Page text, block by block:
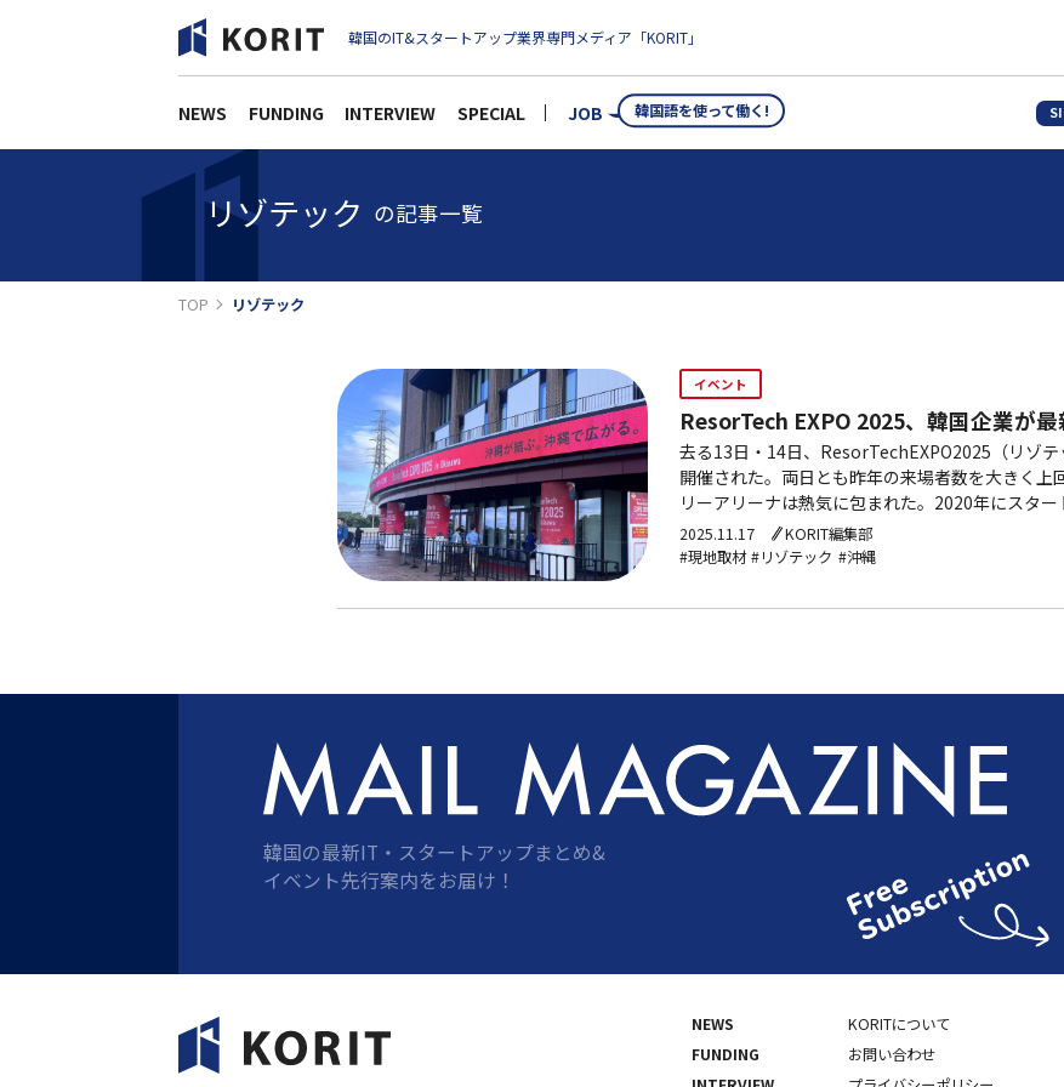
韓国のIT&スタートアップ業界専門メディア「KORIT」
NEWS FUNDING INTERVIEW SPECIAL JOB 韓国語を使って働く!
リゾテック の記事一覧
TOP リゾテック
イベント
ResorTech EXPO 2025、韓国企業が
去る13日・14日、ResorTechEXPO2025（リゾ
開催された。両日とも昨年の来場者数を大きく上
リーアリーナは熱気に包まれた。2020年にスタ
回で7回目の開催となる。国内のみ…
2025.11.17
KORIT編集部
#現地取材 #リゾテック #沖縄
韓国の最新IT・スタートアップまとめ&
イベント先行案内をお届け！
NEWS
FUNDING
KORITについて
お問い合わせ